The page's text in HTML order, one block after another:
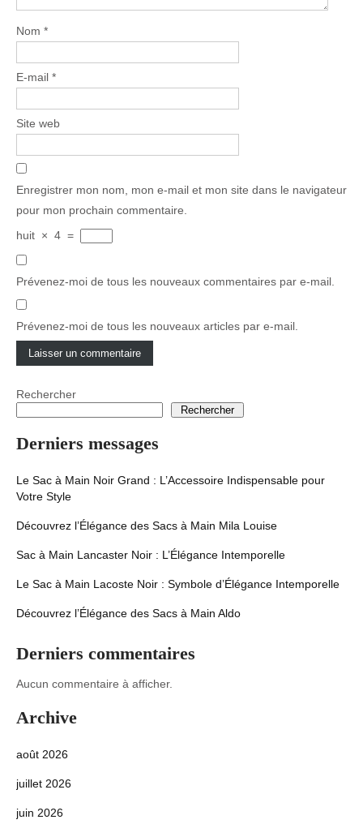
Nom *
E-mail *
Site web
Enregistrer mon nom, mon e-mail et mon site dans le navigateur
pour mon prochain commentaire.
huit × 4 =
Prévenez-moi de tous les nouveaux commentaires par e-mail.
Prévenez-moi de tous les nouveaux articles par e-mail.
Rechercher
Rechercher
Derniers messages
Le Sac à Main Noir Grand : L’Accessoire Indispensable pour
Votre Style
Découvrez l’Élégance des Sacs à Main Mila Louise
Sac à Main Lancaster Noir : L’Élégance Intemporelle
Le Sac à Main Lacoste Noir : Symbole d’Élégance Intemporelle
Découvrez l’Élégance des Sacs à Main Aldo
Derniers commentaires
Aucun commentaire à afficher.
Archive
août 2026
juillet 2026
juin 2026